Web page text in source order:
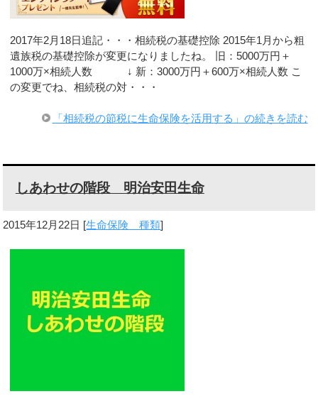
2017年2月18日追記・・・相続税の基礎控除 2015年1月から粗
遺族税の基礎控除が変更になりましたね。 旧：5000万円＋
1000万×相続人数 ↓ 新：3000万円＋600万×相続人数 こ
の変更でね、相続税の対・・・
「相続税の節税に生命保険を活用する」の続きを読む
しあわせの階段 明治安田生命
2015年12月22日 [生命保険 種類]